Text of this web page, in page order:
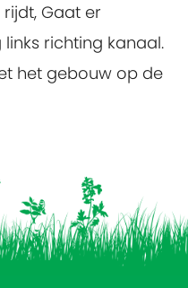
Gaat er
richting kanaal.
het gebouw op de